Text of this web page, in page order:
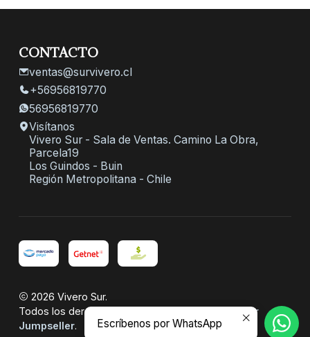
CONTACTO
ventas@survivero.cl
+56956819770
56956819770
Visítanos
Vivero Sur - Sala de Ventas. Camino La Obra,
Parcela19
Los Guindos - Buin
Región Metropolitana - Chile
2026 Vivero Sur.
Todos los derechos reservados.
Desarrollado por
Jumpseller. Escríbenos por WhatsApp